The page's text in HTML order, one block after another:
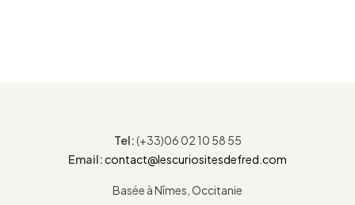
Tel:(+33)06 02 10 58 55
Email:contact@lescuriositesdefred.com
Basée à Nîmes, Occitanie